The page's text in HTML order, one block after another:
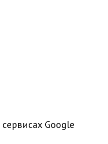
сервисах Google